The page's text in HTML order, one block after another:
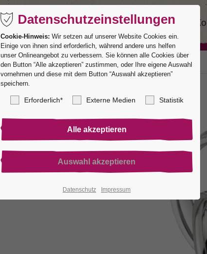
Ringe Service Manufaktur
Datenschutzeinstellungen
Cookie-Hinweis: Wir setzen auf unserer Website Cookies ein.
Einige von ihnen sind erforderlich, während andere uns helfen
unser Onlineangebot zu verbessern. Sie können alle Cookies über
den Button “Alle akzeptieren” zustimmen, oder Ihre eigene Auswahl
vornehmen und diese mit dem Button “Auswahl akzeptieren”
speichern.
Erforderlich* Externe Medien Statistik
Datenschutz Impressum